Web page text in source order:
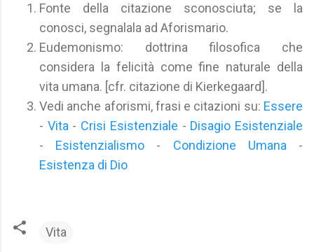
Fonte della citazione sconosciuta; se la
conosci, segnalala ad Aforismario.
Eudemonismo: dottrina filosofica che
considera la felicità come fine naturale della
vita umana. [cfr. citazione di Kierkegaard].
Vedi anche aforismi, frasi e citazioni su: Essere
- Vita - Crisi Esistenziale - Disagio Esistenziale
- Esistenzialismo - Condizione Umana -
Esistenza di Dio
Vita